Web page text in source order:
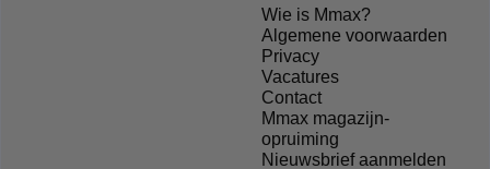
Wie is Mmax?
Algemene voorwaarden
Privacy
Vacatures
Contact
Mmax magazijn-
opruiming
Nieuwsbrief aanmelden